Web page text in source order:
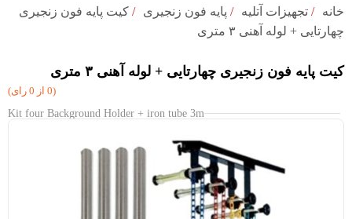
خانه / تجهیزات آتلیه / پایه فون زنجیری / کیت پایه فون زنجیری
چهارتایی + لوله آهنی ٣ متری
کیت پایه فون زنجیری چهارتایی + لوله آهنی ٣ متری
(0 از 0 رای)
Kit four Background Holder + iron tube 3m